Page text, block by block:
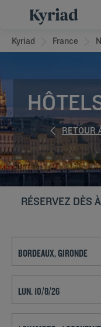
Kyriad France
RETOUR
RÉSERVEZ DÈS